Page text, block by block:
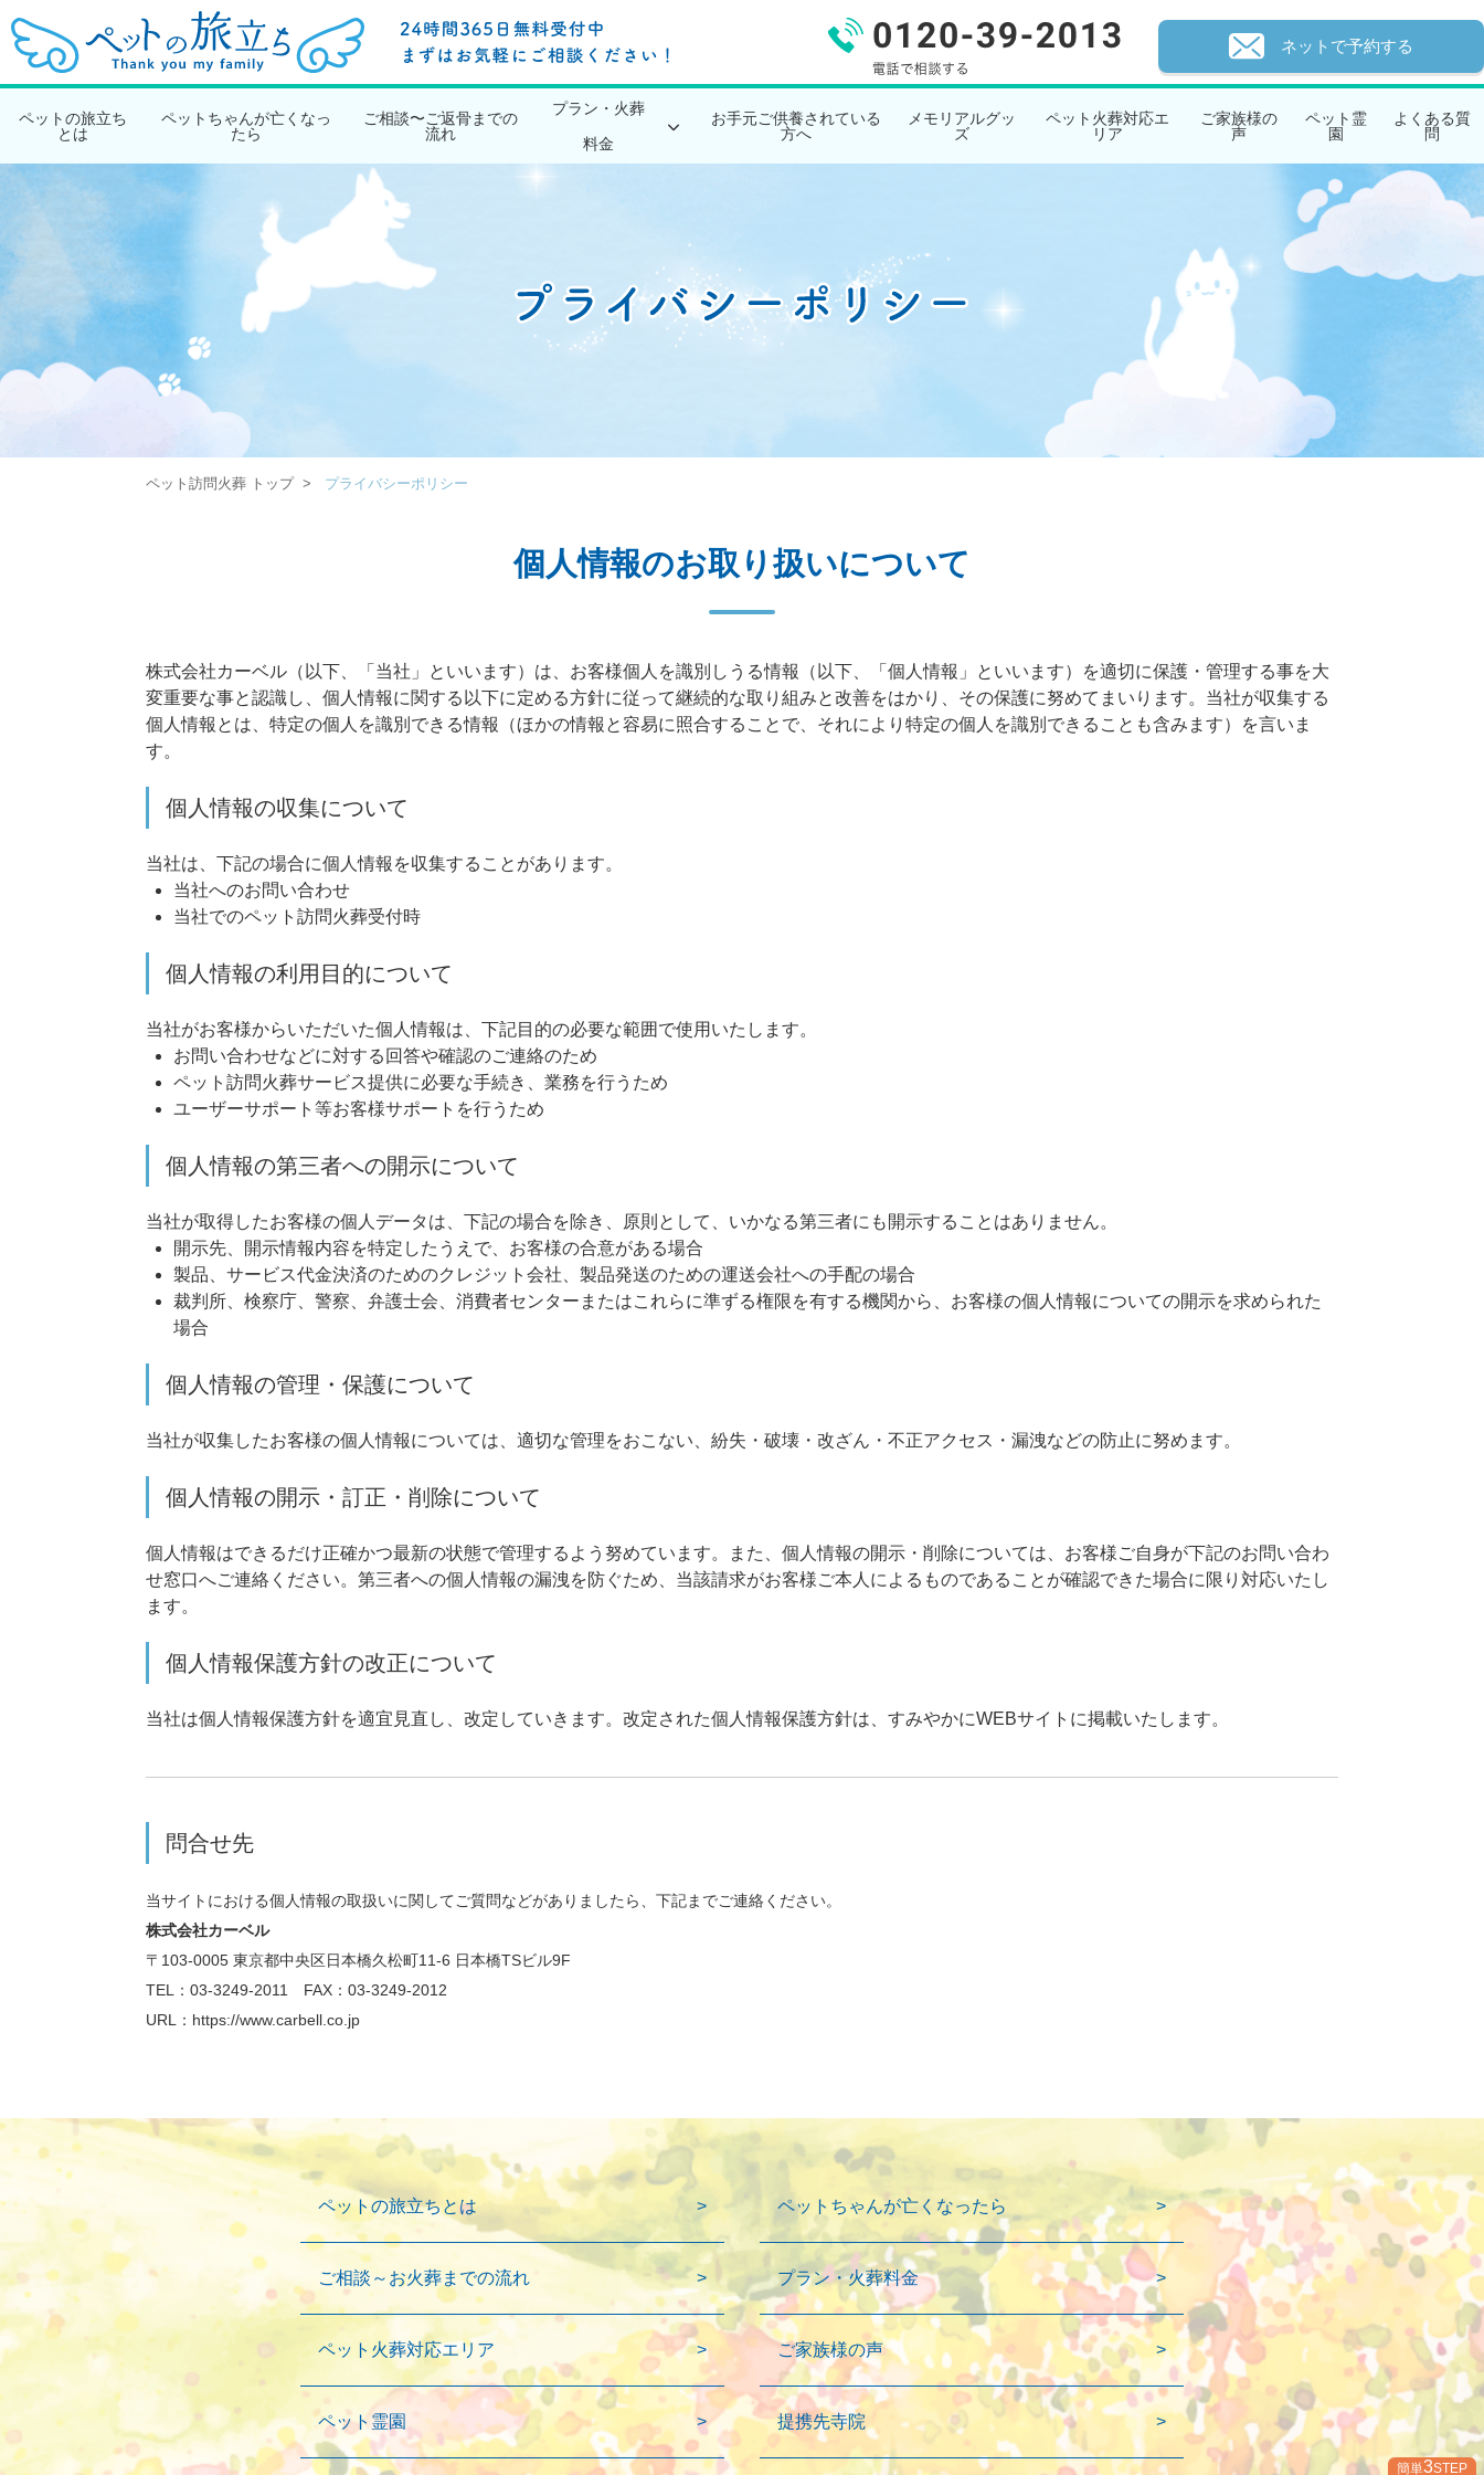
ネットで予約する
ペットの旅立ち
とは
ペットちゃんが亡くなっ
たら
ご相談〜ご返骨までの
流れ
プラン・火葬
料金
お手元ご供養されている
方へ
メモリアルグッ
ズ
ペット火葬対応エ
リア
ご家族様の
声
ペット霊
園
よくある質
問
ペット訪問火葬 トップ プライバシーポリシー
個人情報のお取り扱いについて
株式会社カーベル（以下、「当社」といいます）は、お客様個人を識別しうる情報（以下、「個人情報」といいます）を適切に保護・管理する事を大
変重要な事と認識し、個人情報に関する以下に定める方針に従って継続的な取り組みと改善をはかり、その保護に努めてまいります。当社が収集する
個人情報とは、特定の個人を識別できる情報（ほかの情報と容易に照合することで、それにより特定の個人を識別できることも含みます）を言いま
す。
個人情報の収集について
当社は、下記の場合に個人情報を収集することがあります。
当社へのお問い合わせ
当社でのペット訪問火葬受付時
個人情報の利用目的について
当社がお客様からいただいた個人情報は、下記目的の必要な範囲で使用いたします。
お問い合わせなどに対する回答や確認のご連絡のため
ペット訪問火葬サービス提供に必要な手続き、業務を行うため
ユーザーサポート等お客様サポートを行うため
個人情報の第三者への開示について
当社が取得したお客様の個人データは、下記の場合を除き、原則として、いかなる第三者にも開示することはありません。
開示先、開示情報内容を特定したうえで、お客様の合意がある場合
製品、サービス代金決済のためのクレジット会社、製品発送のための運送会社への手配の場合
裁判所、検察庁、警察、弁護士会、消費者センターまたはこれらに準ずる権限を有する機関から、お客様の個人情報についての開示を求められた
場合
個人情報の管理・保護について
当社が収集したお客様の個人情報については、適切な管理をおこない、紛失・破壊・改ざん・不正アクセス・漏洩などの防止に努めます。
個人情報の開示・訂正・削除について
個人情報はできるだけ正確かつ最新の状態で管理するよう努めています。また、個人情報の開示・削除については、お客様ご自身が下記のお問い合わ
せ窓口へご連絡ください。第三者への個人情報の漏洩を防ぐため、当該請求がお客様ご本人によるものであることが確認できた場合に限り対応いたし
ます。
個人情報保護方針の改正について
当社は個人情報保護方針を適宜見直し、改定していきます。改定された個人情報保護方針は、すみやかにWEBサイトに掲載いたします。
問合せ先
当サイトにおける個人情報の取扱いに関してご質問などがありましたら、下記までご連絡ください。
株式会社カーベル
〒103-0005 東京都中央区日本橋久松町11-6 日本橋TSビル9F
TEL：03-3249-2011 FAX：03-3249-2012
URL： https://www.carbell.co.jp
簡単3STEP
ペットの旅立ちとは ペットちゃんが亡くなったら
ご相談～お火葬までの流れ プラン・火葬料金
ペット火葬対応エリア ご家族様の声
ペット霊園 提携先寺院